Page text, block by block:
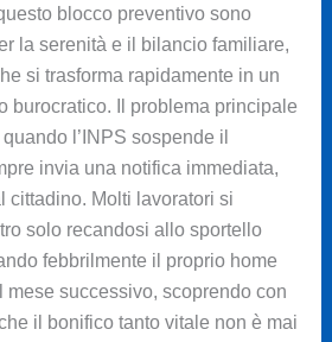
blocco preventivo sono
la serenità e il bilancio familiare,
si trasforma rapidamente in un
burocratico. Il problema principale
l’INPS sospende il
invia una notifica immediata,
cittadino. Molti lavoratori si
solo recandosi allo sportello
febbrilmente il proprio home
mese successivo, scoprendo con
il bonifico tanto vitale non è mai